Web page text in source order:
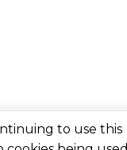
to use this